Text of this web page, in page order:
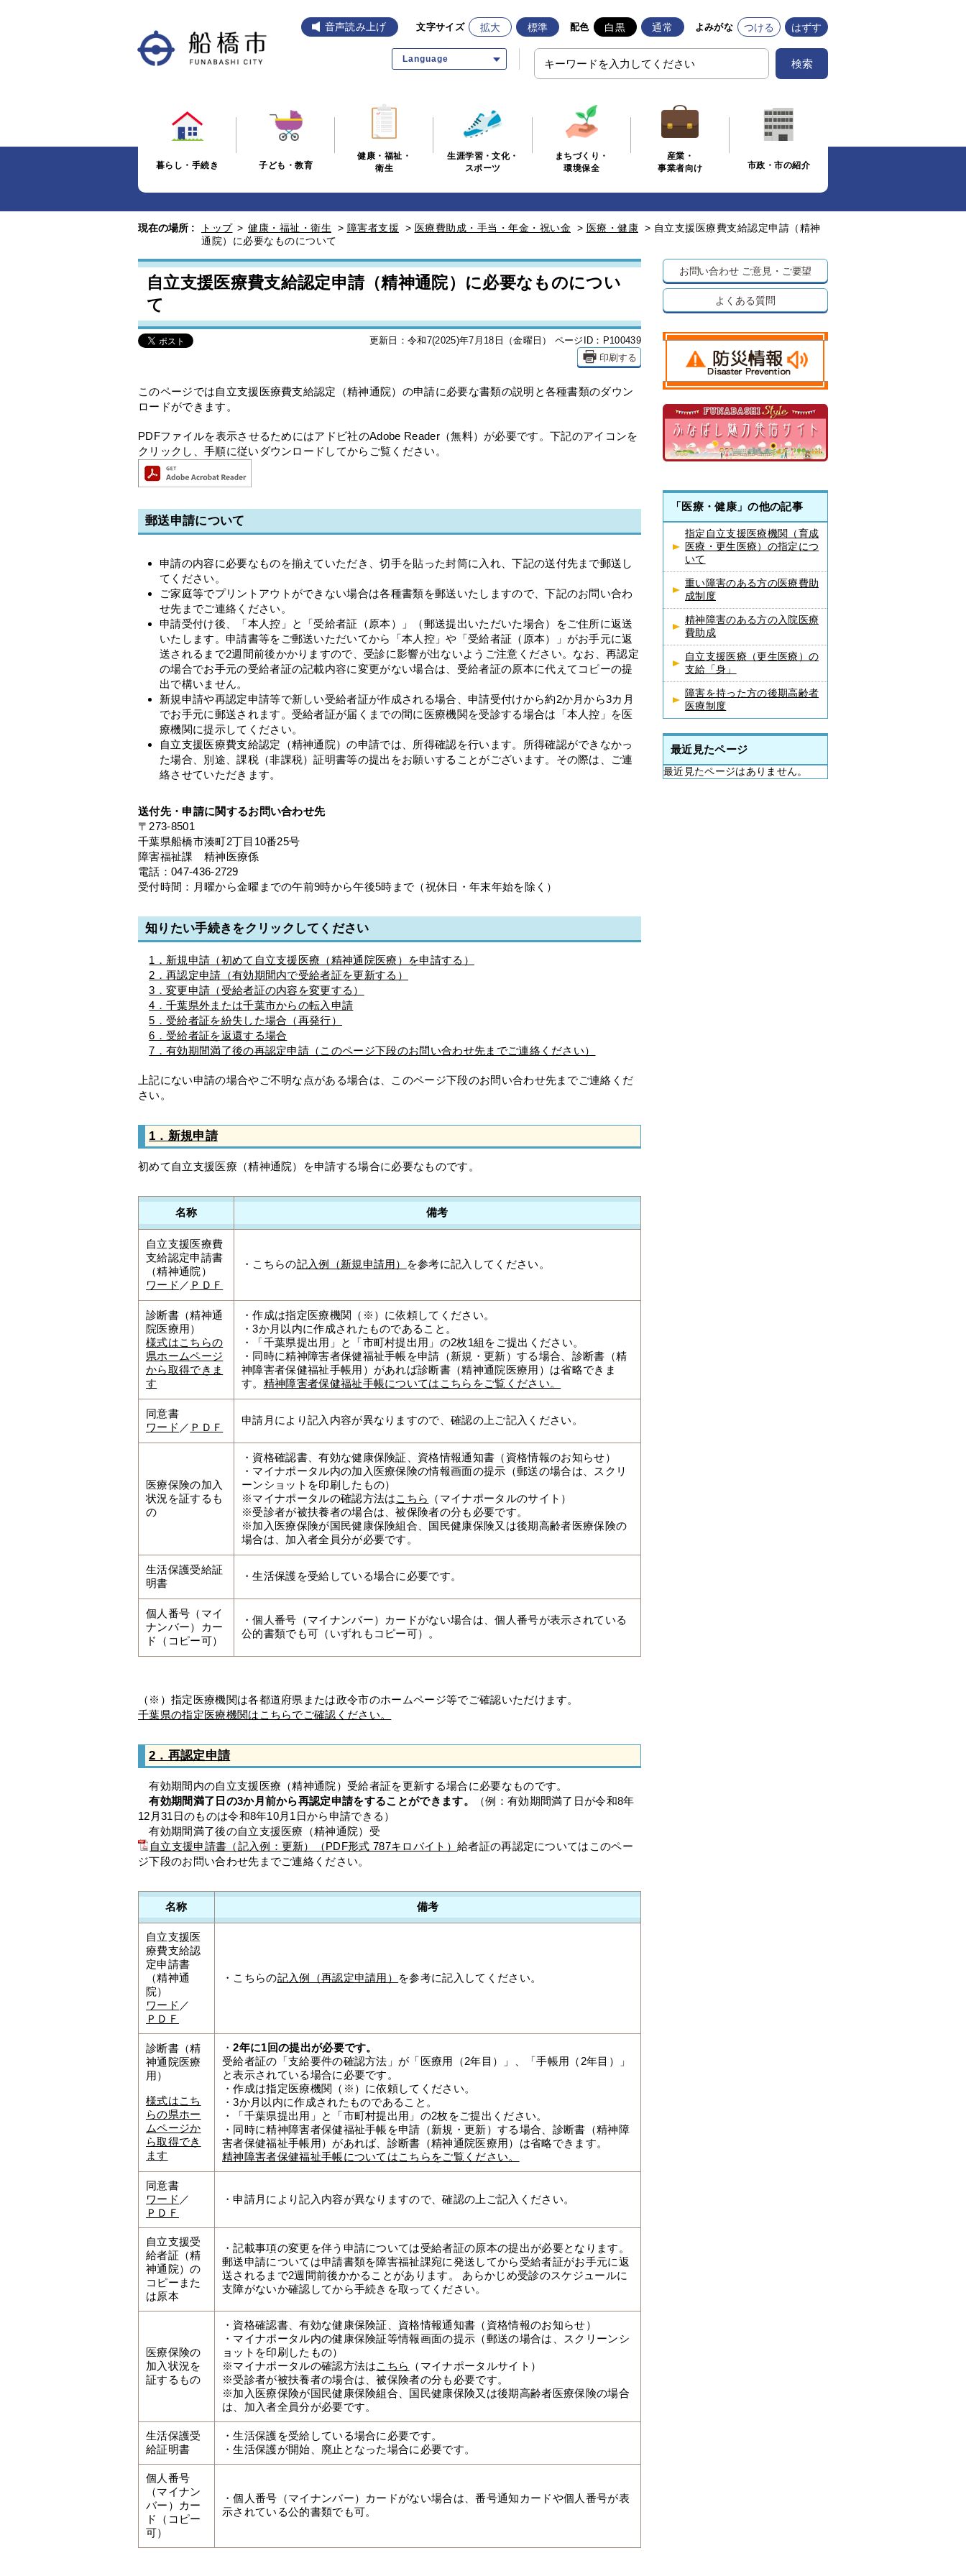
音声読み上げ 文字サイズ 拡大 標準 配色 白黒 通常 よみがな つける はずす
Language 検索
暮らし・手続き 子ども・教育
健康・福祉・
衛生
生涯学習・文化・
スポーツ
まちづくり・
環境保全
産業・
事業者向け
市政・市の紹介
現在の場所 : トップ > 健康・福祉・衛生 > 障害者支援 > 医療費助成・手当・年金・祝い金 > 医療・健康 > 自立支援医療費支給認定申請（精神
通院）に必要なものについて
自立支援医療費支給認定申請（精神通院）に必要なものについ
て
更新日：令和7(2025)年7月18日（金曜日） ページID：P100439
印刷する
このページでは自立支援医療費支給認定（精神通院）の申請に必要な書類の説明と各種書類のダウン
ロードができます。
PDFファイルを表示させるためにはアドビ社のAdobe Reader（無料）が必要です。下記のアイコンを
クリックし、手順に従いダウンロードしてからご覧ください。
郵送申請について
申請の内容に必要なものを揃えていただき、切手を貼った封筒に入れ、下記の送付先まで郵送し
てください。
ご家庭等でプリントアウトができない場合は各種書類を郵送いたしますので、下記のお問い合わ
せ先までご連絡ください。
申請受付け後、「本人控」と「受給者証（原本）」（郵送提出いただいた場合）をご住所に返送
いたします。申請書等をご郵送いただいてから「本人控」や「受給者証（原本）」がお手元に返
送されるまで2週間前後かかりますので、受診に影響が出ないようご注意ください。なお、再認定
の場合でお手元の受給者証の記載内容に変更がない場合は、受給者証の原本に代えてコピーの提
出で構いません。
新規申請や再認定申請等で新しい受給者証が作成される場合、申請受付けから約2か月から3カ月
でお手元に郵送されます。受給者証が届くまでの間に医療機関を受診する場合は「本人控」を医
療機関に提示してください。
自立支援医療費支給認定（精神通院）の申請では、所得確認を行います。所得確認ができなかっ
た場合、別途、課税（非課税）証明書等の提出をお願いすることがございます。その際は、ご連
絡させていただきます。
送付先・申請に関するお問い合わせ先
〒273-8501
千葉県船橋市湊町2丁目10番25号
障害福祉課 精神医療係
電話：047-436-2729
受付時間：月曜から金曜までの午前9時から午後5時まで（祝休日・年末年始を除く）
知りたい手続きをクリックしてください
1．新規申請（初めて自立支援医療（精神通院医療）を申請する）
2．再認定申請（有効期間内で受給者証を更新する）
3．変更申請（受給者証の内容を変更する）
4．千葉県外または千葉市からの転入申請
5．受給者証を紛失した場合（再発行）
6．受給者証を返還する場合
7．有効期間満了後の再認定申請（このページ下段のお問い合わせ先までご連絡ください）
上記にない申請の場合やご不明な点がある場合は、このページ下段のお問い合わせ先までご連絡くだ
さい。
1．新規申請
初めて自立支援医療（精神通院）を申請する場合に必要なものです。
名称 備考
自立支援医療費
支給認定申請書
（精神通院）
ワード ／ ＰＤＦ
・こちらの記入例（新規申請用） を参考に記入してください。
診断書（精神通
院医療用）
様式はこちらの
県ホームページ
から取得できま
す
・作成は指定医療機関（※）に依頼してください。
・3か月以内に作成されたものであること。
・「千葉県提出用」と「市町村提出用」の2枚1組をご提出ください。
・同時に精神障害者保健福祉手帳を申請（新規・更新）する場合、診断書（精
神障害者保健福祉手帳用）があれば診断書（精神通院医療用）は省略できま
す。 精神障害者保健福祉手帳についてはこちらをご覧ください。
同意書
ワード ／ ＰＤＦ
申請月により記入内容が異なりますので、確認の上ご記入ください。
医療保険の加入
状況を証するも
の
・資格確認書、有効な健康保険証、資格情報通知書（資格情報のお知らせ）
・マイナポータル内の加入医療保険の情報画面の提示（郵送の場合は、スクリ
ーンショットを印刷したもの）
※マイナポータルの確認方法はこちら
（マイナポータルのサイト）
※受診者が被扶養者の場合は、被保険者の分も必要です。
※加入医療保険が国民健康保険組合、国民健康保険又は後期高齢者医療保険の
場合は、加入者全員分が必要です。
生活保護受給証
明書
・生活保護を受給している場合に必要です。
個人番号（マイ
ナンバー）カー
ド（コピー可）
・個人番号（マイナンバー）カードがない場合は、個人番号が表示されている
公的書類でも可（いずれもコピー可）。
（※）指定医療機関は各都道府県または政令市のホームページ等でご確認いただけます。
千葉県の指定医療機関はこちらでご確認ください。
2．再認定申請
有効期間内の自立支援医療（精神通院）受給者証を更新する場合に必要なものです。
有効期間満了日の3か月前から再認定申請をすることができます。
（例：有効期間満了日が令和8年
12月31日のものは令和8年10月1日から申請できる）
有効期間満了後の自立支援医療（精神通院）受
自立支援申請書（記入例：更新）（PDF形式 787キロバイト） 給者証の再認定についてはこのペー
ジ下段のお問い合わせ先までご連絡ください。
名称 備考
自立支援医
療費支給認
定申請書
（精神通
院）
ワード ／
ＰＤＦ
・こちらの記入例（再認定申請用） を参考に記入してください。
診断書（精
神通院医療
用）
様式はこち
らの県ホー
ムページか
ら取得でき
ます
・2年に1回の提出が必要です。
受給者証の「支給要件の確認方法」が「医療用（2年目）」、「手帳用（2年目）」
と表示されている場合に必要です。
・作成は指定医療機関（※）に依頼してください。
・3か月以内に作成されたものであること。
・「千葉県提出用」と「市町村提出用」の2枚をご提出ください。
・同時に精神障害者保健福祉手帳を申請（新規・更新）する場合、診断書（精神障
害者保健福祉手帳用）があれば、診断書（精神通院医療用）は省略できます。
精神障害者保健福祉手帳についてはこちらをご覧ください。
同意書
ワード ／
ＰＤＦ
・申請月により記入内容が異なりますので、確認の上ご記入ください。
自立支援受
給者証（精
神通院）の
コピーまた
は原本
・記載事項の変更を伴う申請については受給者証の原本の提出が必要となります。
郵送申請については申請書類を障害福祉課宛に発送してから受給者証がお手元に返
送されるまで2週間前後かかることがあります。 あらかじめ受診のスケジュールに
支障がないか確認してから手続きを取ってください。
医療保険の
加入状況を
証するもの
・資格確認書、有効な健康保険証、資格情報通知書（資格情報のお知らせ）
・マイナポータル内の健康保険証等情報画面の提示（郵送の場合は、スクリーンシ
ョットを印刷したもの）
※マイナポータルの確認方法はこちら
（マイナポータルサイト）
※受診者が被扶養者の場合は、被保険者の分も必要です。
※加入医療保険が国民健康保険組合、国民健康保険又は後期高齢者医療保険の場合
は、加入者全員分が必要です。
生活保護受
給証明書
・生活保護を受給している場合に必要です。
・生活保護が開始、廃止となった場合に必要です。
個人番号
（マイナン
バー）カー
ド（コピー
可）
・個人番号（マイナンバー）カードがない場合は、番号通知カードや個人番号が表
示されている公的書類でも可。
お問い合わせ ご意見・ご要望
よくある質問
「医療・健康」の他の記事
指定自立支援医療機関（育成
医療・更生医療）の指定につ
いて
重い障害のある方の医療費助
成制度
精神障害のある方の入院医療
費助成
自立支援医療（更生医療）の
支給「身」
障害を持った方の後期高齢者
医療制度
最近見たページ
最近見たページはありません。